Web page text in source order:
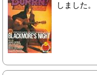
しました。